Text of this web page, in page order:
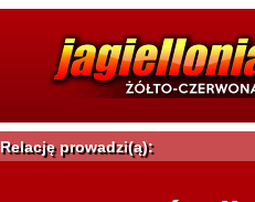
Relację prowadzi(ą):